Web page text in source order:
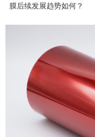
膜后续发展趋势如何？